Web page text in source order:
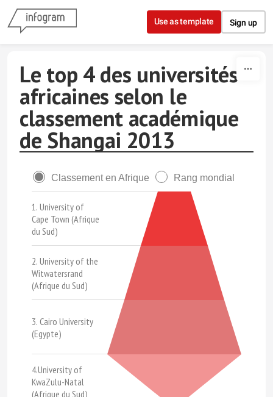
Skip to content
Use as template Sign up
Le top 4 des universités
africaines selon le
classement académique
de Shangai 2013
Classement en Afrique Rang mondial
1. University of
Cape Town (Afrique
du Sud)
2. University of the
Witwatersrand
(Afrique du Sud)
3. Cairo University
(Egypte)
4.University of
KwaZulu-Natal
(Afrique du Sud)